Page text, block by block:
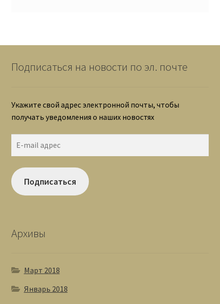
Подписаться на новости по эл. почте
Укажите свой адрес электронной почты, чтобы
получать уведомления о наших новостях
Подписаться
Архивы
Март 2018
Январь 2018